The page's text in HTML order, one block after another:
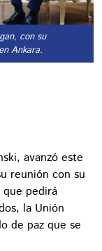
con su
Ankara.
avanzó este
reunión con su
pedirá
la Unión
de paz que se